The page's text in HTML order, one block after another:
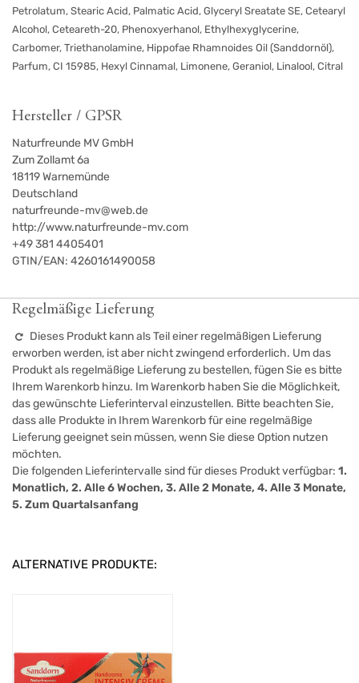
Petrolatum, Stearic Acid, Palmatic Acid, Glyceryl Sreatate SE, Cetearyl
Alcohol, Ceteareth-20, Phenoxyerhanol, Ethylhexyglycerine,
Carbomer, Triethanolamine, Hippofae Rhamnoides Oil (Sanddornöl),
Parfum, CI 15985, Hexyl Cinnamal, Limonene, Geraniol, Linalool, Citral
Hersteller / GPSR
Naturfreunde MV GmbH
Zum Zollamt 6a
18119Warnemünde
Deutschland
naturfreunde-mv@web.de
http://www.naturfreunde-mv.com
+49 381 4405401
GTIN/EAN: 4260161490058
Regelmäßige Lieferung
Dieses Produkt kann als Teil einer regelmäßigen Lieferung
erworben werden, ist aber nicht zwingend erforderlich. Um das
Produkt als regelmäßige Lieferung zu bestellen, fügen Sie es bitte
Ihrem Warenkorb hinzu. Im Warenkorb haben Sie die Möglichkeit,
das gewünschte Lieferinterval einzustellen. Bitte beachten Sie,
dass alle Produkte in Ihrem Warenkorb für eine regelmäßige
Lieferung geeignet sein müssen, wenn Sie diese Option nutzen
möchten.
Die folgenden Lieferintervalle sind für dieses Produkt verfügbar: 1.
Monatlich, 2. Alle 6 Wochen, 3. Alle 2 Monate, 4. Alle 3 Monate,
5. Zum Quartalsanfang
ALTERNATIVE PRODUKTE: